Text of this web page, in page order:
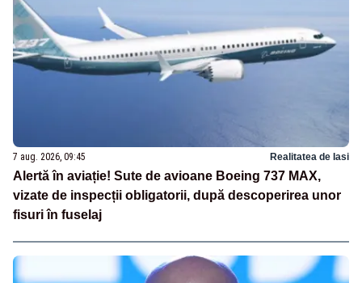
7 aug. 2026, 09:45 Realitatea de Iasi
Alertă în aviație! Sute de avioane Boeing 737 MAX,
vizate de inspecții obligatorii, după descoperirea unor
fisuri în fuselaj